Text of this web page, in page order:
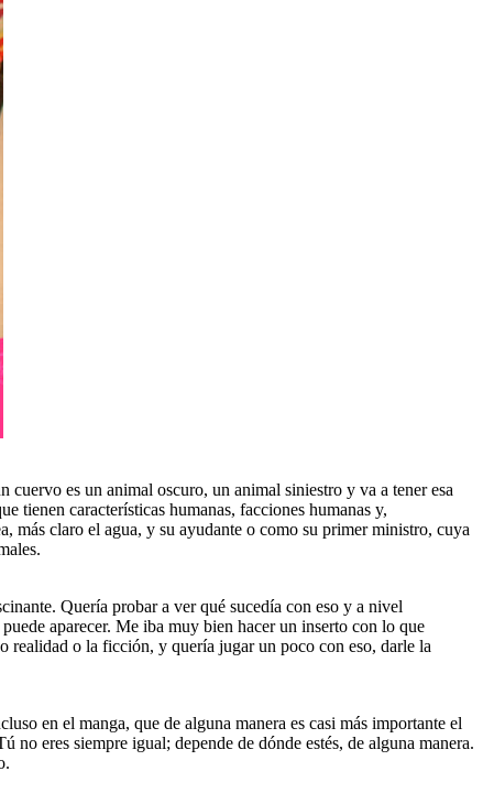
cuervo es un animal oscuro, un animal siniestro y va a tener esa
tienen características humanas, facciones humanas y,
más claro el agua, y su ayudante o como su primer ministro, cuya
Quería probar a ver qué sucedía con eso y a nivel
aparecer. Me iba muy bien hacer un inserto con lo que
realidad o la ficción, y quería jugar un poco con eso, darle la
en el manga, que de alguna manera es casi más importante el
eres siempre igual; depende de dónde estés, de alguna manera.